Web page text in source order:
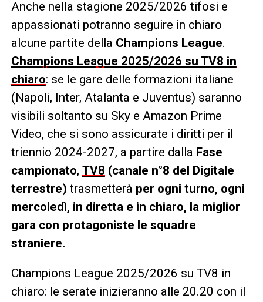
Anche nella stagione 2025/2026 tifosi e
appassionati potranno seguire in chiaro
alcune partite della Champions League.
Champions League 2025/2026 su TV8 in
chiaro: se le gare delle formazioni italiane
(Napoli, Inter, Atalanta e Juventus) saranno
visibili soltanto su Sky e Amazon Prime
Video, che si sono assicurate i diritti per il
triennio 2024-2027, a partire dalla Fase
campionato, TV8 (canale n°8 del Digitale
terrestre) trasmetterà per ogni turno, ogni
mercoledì, in diretta e in chiaro, la miglior
gara con protagoniste le squadre
straniere.
Champions League 2025/2026 su TV8 in
chiaro: le serate inizieranno alle 20.20 con il